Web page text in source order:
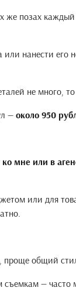
же позах
нанести его
не много,
— около 950
мне или в
или для
проще общий
съемкам —